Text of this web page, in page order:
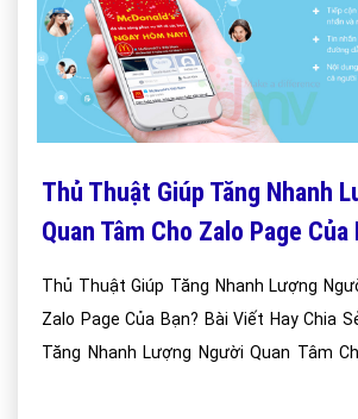
Thủ Thuật Giúp Tăng Nhanh
Quan Tâm Cho Zalo Page Của
Thủ Thuật Giúp Tăng Nhanh Lượng
Zalo Page Của Bạn? Bài Viết Hay Chia
Tăng Nhanh Lượng Người Quan Tâm